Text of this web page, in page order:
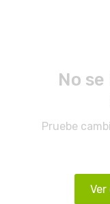
No
Pruebe